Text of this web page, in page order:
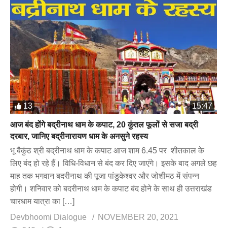
13 15:47
आज बंद होंगे बद्रीनाथ धाम के कपाट, 20 कुंतल फूलों से सजा बद्री
दरबार, जानिए बद्रीनारायण धाम के अनसुने रहस्य
भू बैकुंठ श्री बद्रीनाथ धाम के कपाट आज शाम 6.45 पर शीतकाल के
लिए बंद हो रहे हैं। विधि-विधान से बंद कर दिए जाएंगे। इसके बाद अगले छह
माह तक भगवान बदरीनाथ की पूजा पांडुकेश्वर और जोशीमठ में संपन्न
होगी। शनिवार को बदरीनाथ धाम के कपाट बंद होने के साथ ही उत्तराखंड
चारधाम यात्रा का […]
Devbhoomi Dialogue
NOVEMBER 20, 2021